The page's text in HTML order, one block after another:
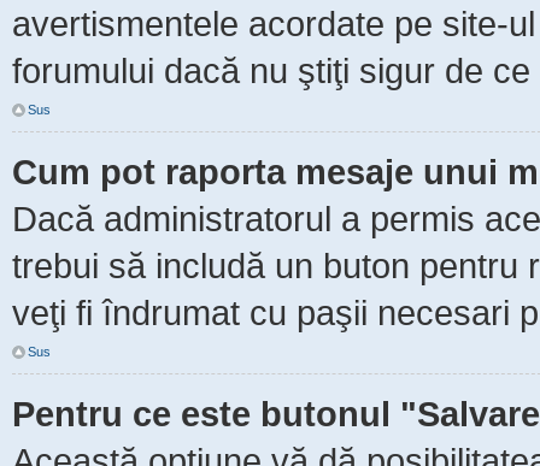
avertismentele acordate pe site-
forumului dacă nu ştiţi sigur de
Sus
Cum pot raporta mesaje unui
Dacă administratorul a permis
trebui să includă un buton pentru
veţi fi îndrumat cu paşii necesari
Sus
Pentru ce este butonul